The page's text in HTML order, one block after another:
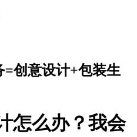
创意设计+包装生
怎么办？我会